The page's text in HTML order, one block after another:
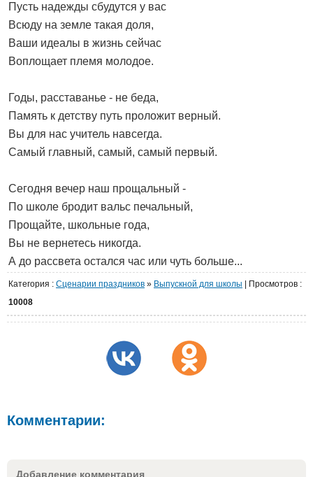
Пусть надежды сбудутся у вас
Всюду на земле такая доля,
Ваши идеалы в жизнь сейчас
Воплощает племя молодое.
Годы, расставанье - не беда,
Память к детству путь проложит верный.
Вы для нас учитель навсегда.
Самый главный, самый, самый первый.
Сегодня вечер наш прощальный -
По школе бродит вальс печальный,
Прощайте, школьные года,
Вы не вернетесь никогда.
А до рассвета остался час или чуть больше...
Категория : Сценарии праздников » Выпускной для школы Просмотров :
10008
Комментарии:
Добавление комментария